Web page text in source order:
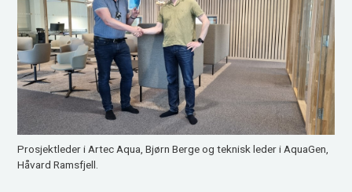
Prosjektleder i Artec Aqua, Bjørn Berge og teknisk leder i AquaGen,
Håvard Ramsfjell.